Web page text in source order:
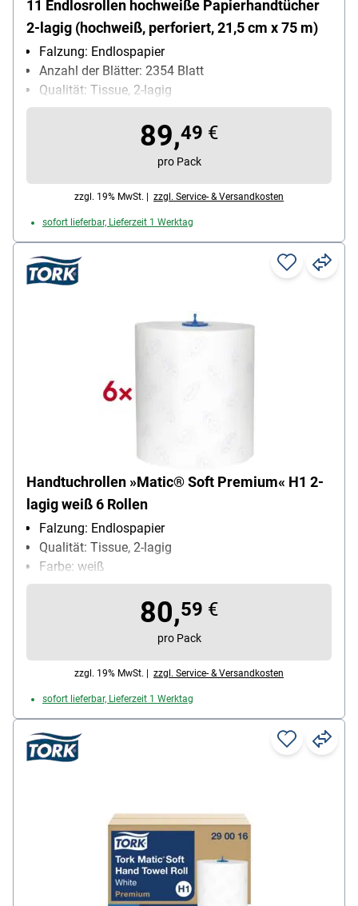
11 Endlosrollen hochweiße Papierhandtücher
2-lagig (hochweiß, perforiert, 21,5 cm x 75 m)
Falzung: Endlospapier
Anzahl der Blätter: 2354 Blatt
Qualität: Tissue, 2-lagig
Farbe: hochweiß
Blattmaß (B x L): 21,5 cm x 7500 cm
Maße der Endlosrolle: 21,5 cm x 75 m, Rollen-Ø: 14
89,49 €
pro Pack
zzgl. 19% MwSt. | zzgl. Service- & Versandkosten
sofort lieferbar, Lieferzeit 1 Werktag
Handtuchrollen »Matic® Soft Premium« H1 2-
lagig weiß 6 Rollen
Falzung: Endlospapier
Qualität: Tissue, 2-lagig
Farbe: weiß
Blattmaß (B x L): 21 cm x 10000 cm
Maße der Endlosrolle: 21 cm / 100 m
80,59 €
pro Pack
zzgl. 19% MwSt. | zzgl. Service- & Versandkosten
sofort lieferbar, Lieferzeit 1 Werktag